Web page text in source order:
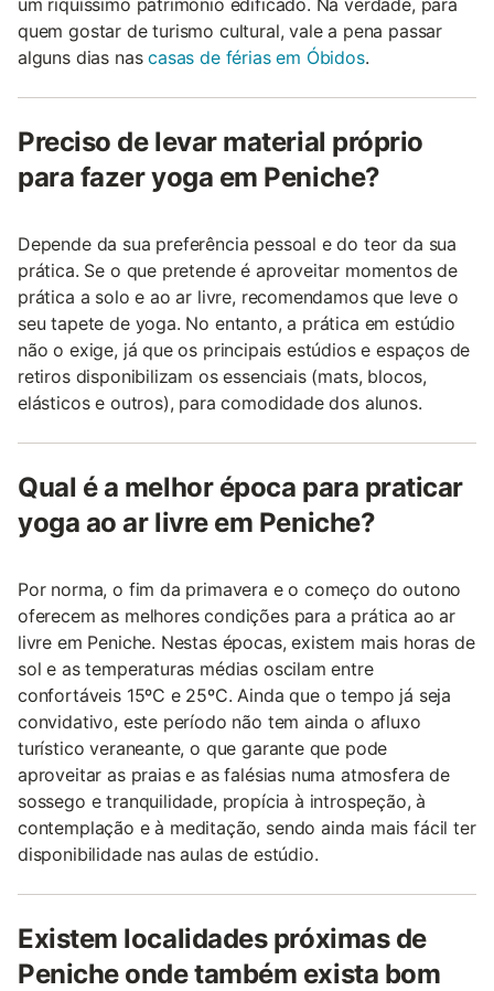
quem gostar de turismo cultural, vale a pena passar
alguns dias nascasas de férias em Óbidos.
Preciso de levar material próprio
para fazer yoga em Peniche?
Depende da sua preferência pessoal e do teor da sua
prática. Se o que pretende é aproveitar momentos de
prática a solo e ao ar livre, recomendamos que leve o
seu tapete de yoga. No entanto, a prática em estúdio
não o exige, já que os principais estúdios e espaços de
retiros disponibilizam os essenciais (mats, blocos,
elásticos e outros), para comodidade dos alunos.
Qual é a melhor época para praticar
yoga ao ar livre em Peniche?
Por norma, o fim da primavera e o começo do outono
oferecem as melhores condições para a prática ao ar
livre em Peniche. Nestas épocas, existem mais horas de
sol e as temperaturas médias oscilam entre
confortáveis 15ºC e 25ºC. Ainda que o tempo já seja
convidativo, este período não tem ainda o afluxo
turístico veraneante, o que garante que pode
aproveitar as praias e as falésias numa atmosfera de
sossego e tranquilidade, propícia à introspeção, à
contemplação e à meditação, sendo ainda mais fácil ter
disponibilidade nas aulas de estúdio.
Existem localidades próximas de
Peniche onde também exista bom